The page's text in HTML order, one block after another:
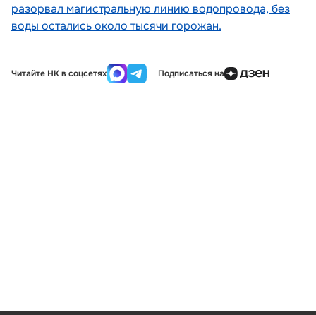
разорвал магистральную линию водопровода, без
воды остались около тысячи горожан.
Читайте НК в соцсетях Подписаться на